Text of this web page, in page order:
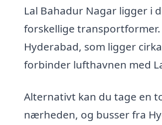
Lal Bahadur Nagar ligger i
forskellige
Hyderabad, som ligger
forbinder lufthavnen med
Alternativt kan du tage en
nærheden, og busser fra